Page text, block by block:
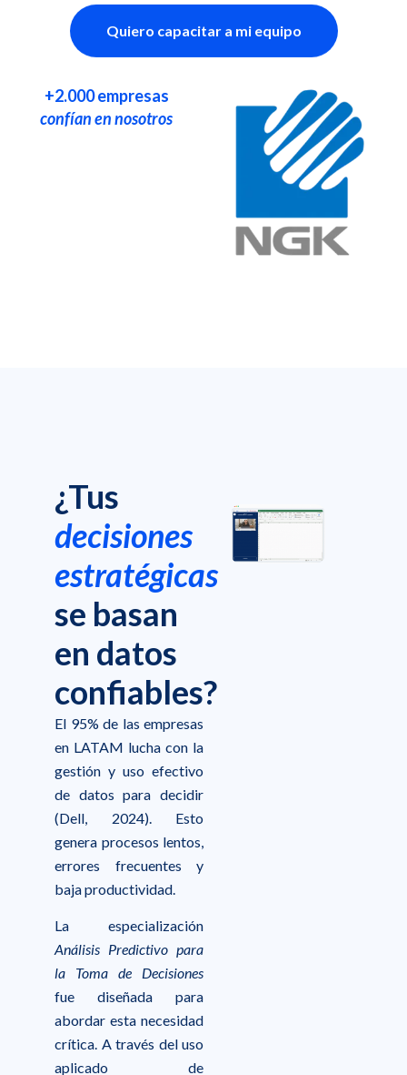
Quiero capacitar a mi equipo
+2.000 empresas
confían en nosotros
¿Tus
decisiones
estratégicas
se basan
en datos
confiables?
El 95% de las empresas
en LATAM lucha con la
gestión y uso efectivo
de datos para decidir
(Dell, 2024). Esto
genera procesos lentos,
errores frecuentes y
baja productividad.
La especialización
Análisis Predictivo para
la Toma de Decisiones
fue diseñada para
abordar esta necesidad
crítica. A través del uso
aplicado de